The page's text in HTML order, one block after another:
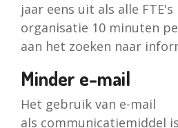
jaar eens uit als alle
organisatie 10 minuten
aan het zoeken naar
Minder e-mail
Het gebruik van e-mail
als communicatiemiddel